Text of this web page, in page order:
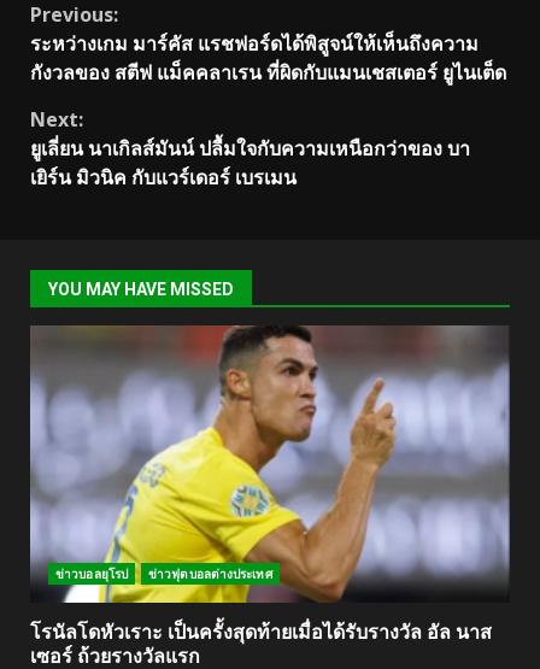
Continue
Reading
Previous:
ระหว่างเกม มาร์คัส แรชฟอร์ดได้พิสูจน์ให้เห็นถึงความ
กังวลของ สตีฟ แม็คคลาเรน ที่ผิดกับแมนเชสเตอร์ ยูไนเต็ด
Next:
ยูเลี่ยน นาเกิลส์มันน์ ปลื้มใจกับความเหนือกว่าของ บา
เยิร์น มิวนิค กับแวร์เดอร์ เบรเมน
YOU MAY HAVE MISSED
ข่าวบอลยุโรป ข่าวฟุตบอลต่างประเทศ
โรนัลโดหัวเราะ เป็นครั้งสุดท้ายเมื่อได้รับรางวัล อัล นาส
เซอร์ ถ้วยรางวัลแรก